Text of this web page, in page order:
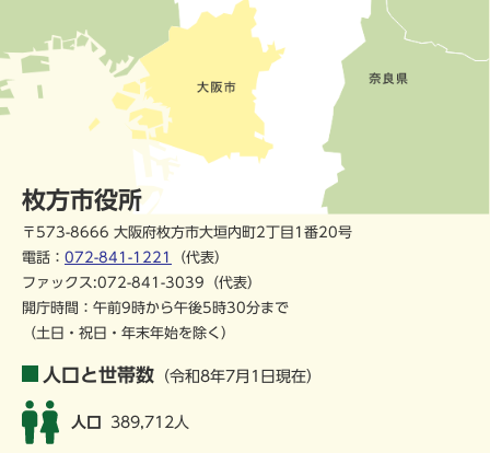
枚方市役所
〒573-8666 大阪府枚方市大垣内町2丁目1番20号
電話： 072-841-1221
（代表）
ファックス:072-841-3039（代表）
開庁時間：午前9時から午後5時30分まで
（土日・祝日・年末年始を除く）
人口と世帯数 （令和8年7月1日現在）
人口 389,712人